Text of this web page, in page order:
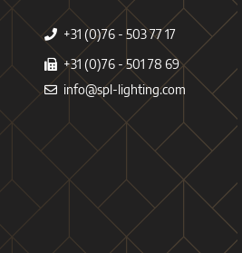
+31 (0)76 - 503 77 17
+31 (0)76 - 501 78 69
info@spl-lighting.com